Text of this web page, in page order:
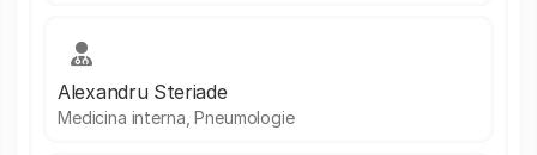
Alexandru Steriade
Medicina interna, Pneumologie